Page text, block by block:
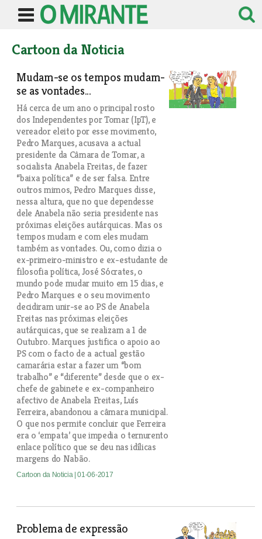
Cartoon da Noticia
Mudam-se os tempos mudam-
se as vontades...
Há cerca de um ano o principal rosto
dos Independentes por Tomar (IpT), e
vereador eleito por esse movimento,
Pedro Marques, acusava a actual
presidente da Câmara de Tomar, a
socialista Anabela Freitas, de fazer
“baixa política” e de ser falsa. Entre
outros mimos, Pedro Marques disse,
nessa altura, que no que dependesse
dele Anabela não seria presidente nas
próximas eleições autárquicas. Mas os
tempos mudam e com eles mudam
também as vontades. Ou, como dizia o
ex-primeiro-ministro e ex-estudante de
filosofia política, José Sócrates, o
mundo pode mudar muito em 15 dias, e
Pedro Marques e o seu movimento
decidiram unir-se ao PS de Anabela
Freitas nas próximas eleições
autárquicas, que se realizam a 1 de
Outubro. Marques justifica o apoio ao
PS com o facto de a actual gestão
camarária estar a fazer um “bom
trabalho” e “diferente” desde que o ex-
chefe de gabinete e ex-companheiro
afectivo de Anabela Freitas, Luís
Ferreira, abandonou a câmara municipal.
O que nos permite concluir que Ferreira
era o ‘empata’ que impedia o ternurento
enlace político que se deu nas idílicas
margens do Nabão.
Cartoon da Noticia | 01-06-2017
Problema de expressão